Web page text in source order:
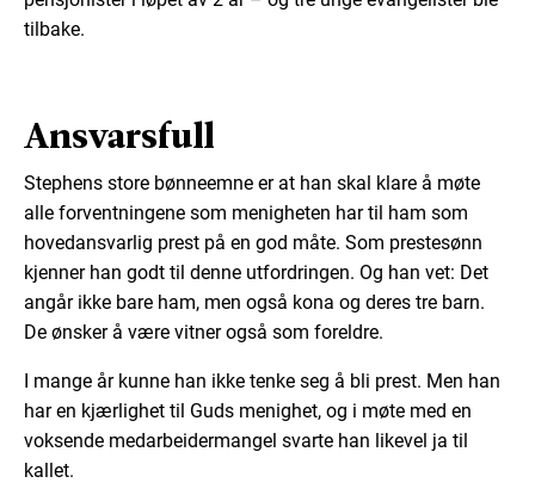
tilbake.
Ansvarsfull
Stephens store bønneemne er at han skal klare å møte
alle forventningene som menigheten har til ham som
hovedansvarlig prest på en god måte. Som prestesønn
kjenner han godt til denne utfordringen. Og han vet: Det
angår ikke bare ham, men også kona og deres tre barn.
De ønsker å være vitner også som foreldre.
I mange år kunne han ikke tenke seg å bli prest. Men han
har en kjærlighet til Guds menighet, og i møte med en
voksende medarbeidermangel svarte han likevel ja til
kallet.